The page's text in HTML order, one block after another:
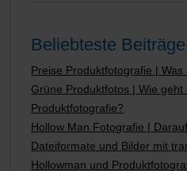
Beliebteste Beiträge
Preise Produktfotografie |
Grüne Produktfotos | Wie geht
Produktfotografie?
Hollow Man Fotografie |
Dateiformate und Bilder mit
Hollowman und